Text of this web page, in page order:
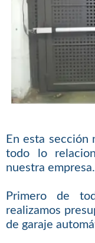
En esta sección
todo lo
nuestra empresa.
Primero de
realizamos
de garaje